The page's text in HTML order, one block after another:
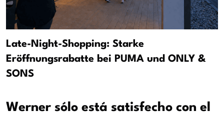
Late-Night-Shopping: Starke
Eröffnungsrabatte bei PUMA und ONLY &
SONS
Werner sólo está satisfecho con el